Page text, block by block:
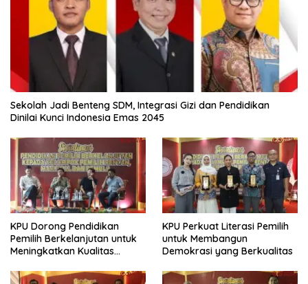
Sekolah Jadi Benteng SDM, Integrasi Gizi dan Pendidikan
Dinilai Kunci Indonesia Emas 2045
KPU Dorong Pendidikan
Pemilih Berkelanjutan untuk
Meningkatkan Kualitas
KPU Perkuat Literasi Pemilih
untuk Membangun
Demokrasi yang Berkualitas